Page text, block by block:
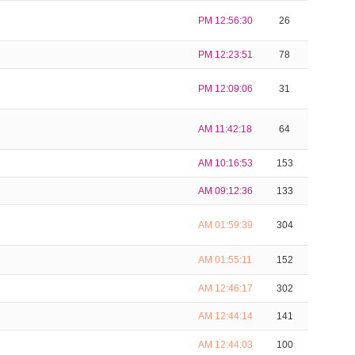
PM 12:56:30 26
PM 12:23:51 78
PM 12:09:06 31
AM 11:42:18 64
AM 10:16:53 153
AM 09:12:36 133
AM 01:59:39 304
AM 01:55:11 152
AM 12:46:17 302
AM 12:44:14 141
AM 12:44:03 100